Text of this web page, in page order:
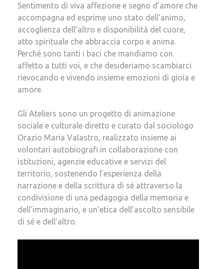
Sentimento di viva affezione e segno d’amore che
accompagna ed esprime uno stato dell’animo,
accoglienza dell’altro e disponibilità del cuore,
atto spirituale che abbraccia corpo e anima.
Perché sono tanti i baci che mandiamo con
affetto a tutti voi, e che desideriamo scambiarci
rievocando e vivendo insieme emozioni di gioia e
amore.
Gli Ateliers sono un progetto di animazione
sociale e culturale diretto e curato dal sociologo
Orazio Maria Valastro, realizzato insieme ai
volontari autobiografi in collaborazione con
istituzioni, agenzie educative e servizi del
territorio, sostenendo l’esperienza della
narrazione e della scrittura di sé attraverso la
condivisione di una pedagogia della memoria e
dell’immaginario, e un’etica dell’ascolto sensibile
di sé e dell’altro.